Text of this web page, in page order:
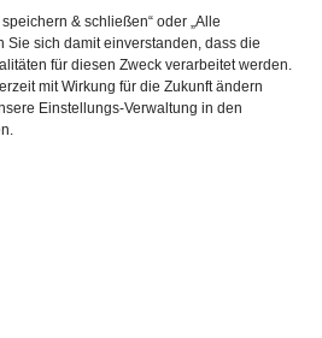
& schließen“ oder „Alle
Sie sich damit einverstanden, dass die
für diesen Zweck verarbeitet werden.
mit Wirkung für die Zukunft ändern
Einstellungs-Verwaltung in den
da zu lachen?
des Walter Moers